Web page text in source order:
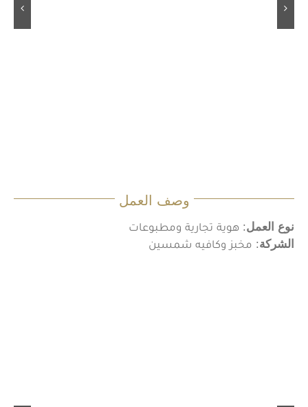
وصف العمل
نوع العمل: هوية تجارية ومطبوعات
الشركة: مخبز وكافيه شمسين